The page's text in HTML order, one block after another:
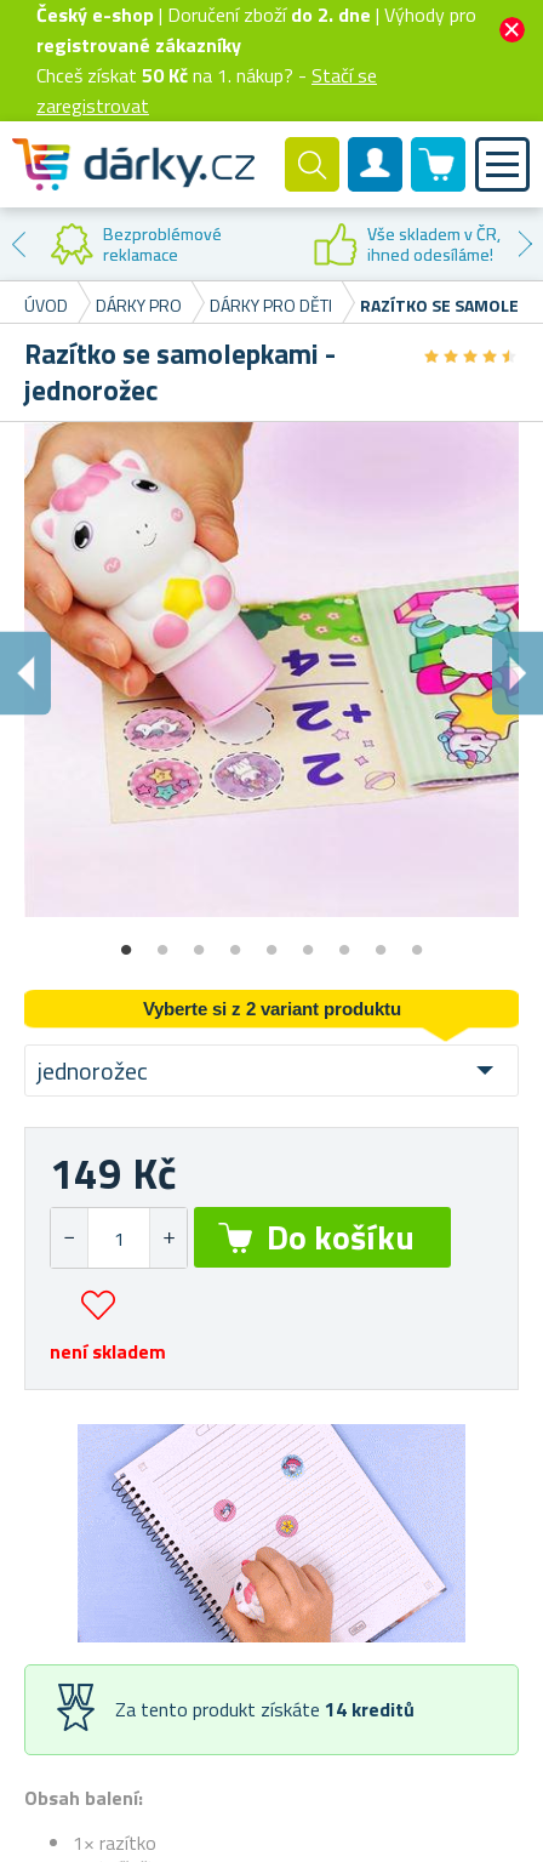
Český e-shop| Doručení zbožído 2. dne | Výhody pro
registrované zákazníky
Chceš získat 50 Kčna 1. nákup? - Stačí se
zaregistrovat
Zákaznický účet
0 produktů
Bezproblémové
reklamace
Vše skladem v ČR,
ihned odesíláme!
ÚVOD
DÁRKY PRO DÁRKY PRO DĚTI RAZÍTKO SE
Razítko se samolepkami -
jednorožec
★★★★★
★★★★★
Vyberte si z 2 variant produktu
jednorožec
Obsah balení:
1× razítko
149 Kč
není skladem
Za tento produkt získáte 14 kreditů